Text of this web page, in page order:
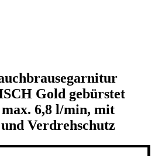
Gold gebürstet
6,8 l/min, mit
Verdrehschutz